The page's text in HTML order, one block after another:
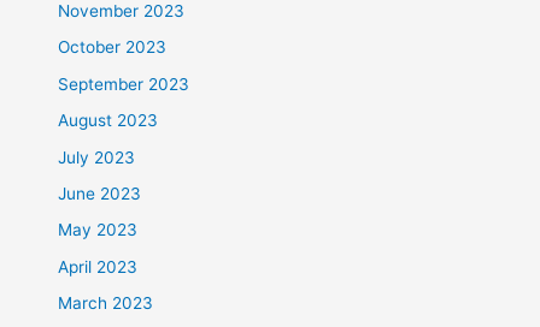
November 2023
October 2023
September 2023
August 2023
July 2023
June 2023
May 2023
April 2023
March 2023